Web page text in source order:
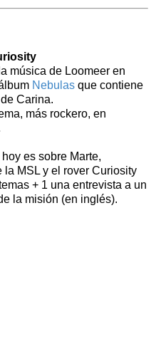
música de Loomeer en
Nebulas que contiene
Carina.
más rockero, en
es sobre Marte,
MSL y el rover Curiosity
+ 1 una entrevista a un
la misión (en inglés).